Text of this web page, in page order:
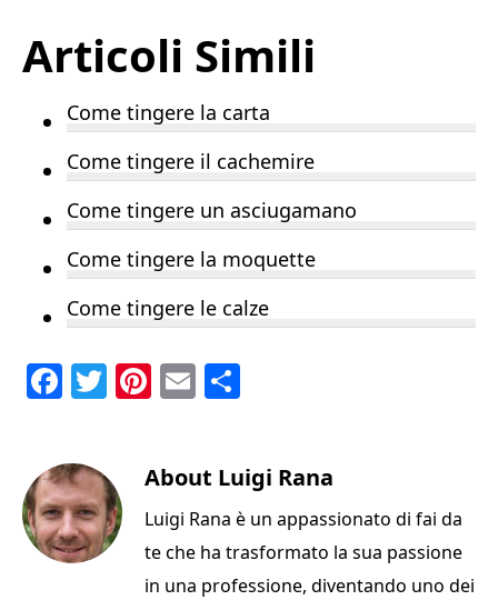
Articoli Simili
Come tingere la carta
Come tingere il cachemire
Come tingere un asciugamano
Come tingere la moquette
Come tingere le calze
F
c
e
b
o
T
te
r
Pi
re
st
E
l di
vi
di
About Luigi Rana
Luigi Rana è un appassionato di fai da
te che ha trasformato la sua passione
in una professione, diventando uno dei